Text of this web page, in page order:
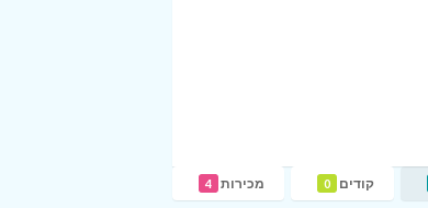
קודים 0 מכירות 4